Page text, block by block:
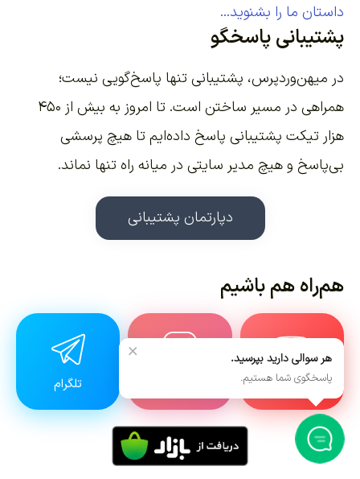
داستان ما را بشنوید...
پشتیبانی پاسخگو
در میهن‌وردپرس، پشتیبانی تنها پاسخ‌گویی نیست؛
همراهی در مسیر ساختن است. تا امروز به بیش از ۴۵۰
هزار تیکت پشتیبانی پاسخ داده‌ایم تا هیچ پرسشی
بی‌پاسخ و هیچ مدیر سایتی در میانه راه تنها نماند.
دپارتمان پشتیبانی
هم‌راه هم باشیم
یوتیوب تلگرام
× هر سوالی دارید بپرسید.
پاسخگوی شما هستیم.